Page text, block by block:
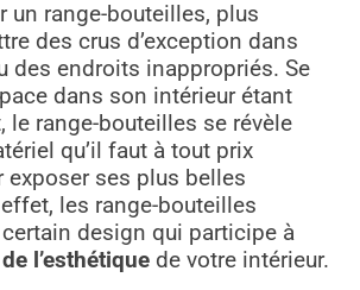
un range-bouteilles, plus
des crus d’exception dans
des endroits inappropriés. Se
dans son intérieur étant
le range-bouteilles se révèle
qu’il faut à tout prix
exposer ses plus belles
les range-bouteilles
design qui participe à
l’esthétiquede votre intérieur.